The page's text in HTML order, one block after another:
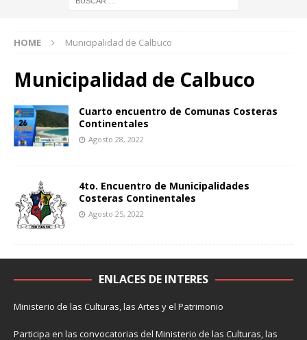
HOME Municipalidad de Calbuco
Municipalidad de Calbuco
Cuarto encuentro de Comunas Costeras
Continentales
Agosto 28, 2022
4to. Encuentro de Municipalidades
Costeras Continentales
Agosto 25, 2022
ENLACES DE INTERES
Ministerio de las Culturas, las Artes y el Patrimonio
Participa en las convocatorias del Ministerio de las Culturas, las